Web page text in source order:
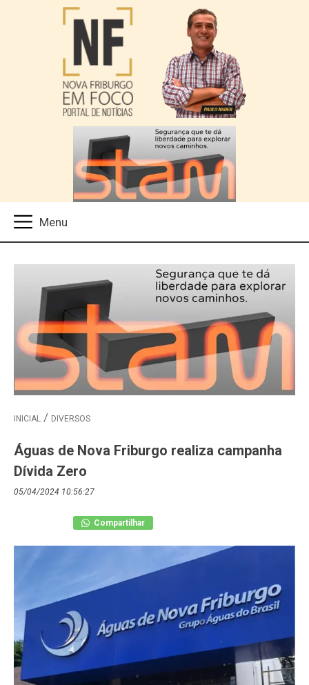
INICIAL DIVERSOS
Águas de Nova Friburgo realiza campanha
Dívida Zero
05/04/2024 10:56:27
Compartilhar